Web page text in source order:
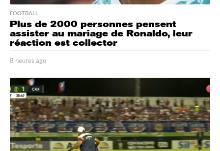
FOOTBALL
Plus de 2000 personnes pensent
assister au mariage de Ronaldo, leur
réaction est collector
8 heures ago
e
r
e
s
a
g